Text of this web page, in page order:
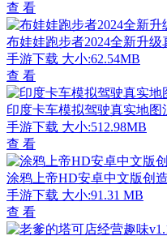
查 看
布娃娃跑步者2024全新升
手游下载 大小:62.54MB
查 看
印度卡车模拟驾驶真实地图
手游下载 大小:512.98MB
查 看
涂鸦上帝HD安卓中文版创
手游下载 大小:91.31 MB
查 看